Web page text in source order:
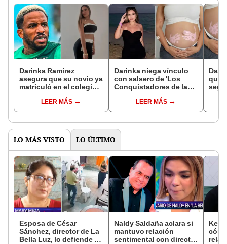
Darinka Ramírez
asegura que su novio ya
matriculó en el colegio a
Farfán: “Lo que no
hacen otras personas”
LEER MÁS
Darinka niega vínculo
con salsero de 'Los
Conquistadores de la
sea el padre de su hija:
“No me meto con
LEER MÁS
que
la
que
LO MÁS VISTO LO ÚLTIMO
Esposa de César
Sánchez, director de La
Bella Luz, lo defiende y
Naldy Saldaña aclara si
mantuvo relación
sentimental con director